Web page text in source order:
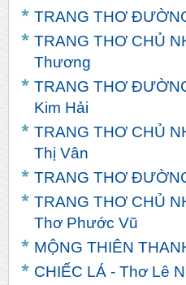
TRANG THƠ
TRANG THƠ CHỦ
Thương
TRANG THƠ
Kim Hải
TRANG THƠ CHỦ
Thị Vân
TRANG THƠ
TRANG THƠ CHỦ
Thơ Phước Vũ
MỘNG THIÊN
CHIẾC LÁ - Thơ Lê